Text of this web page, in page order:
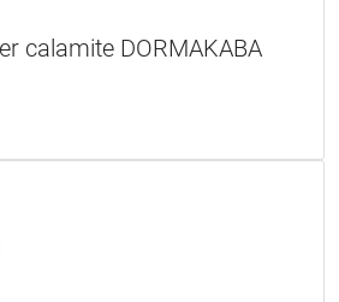
calamite DORMAKABA